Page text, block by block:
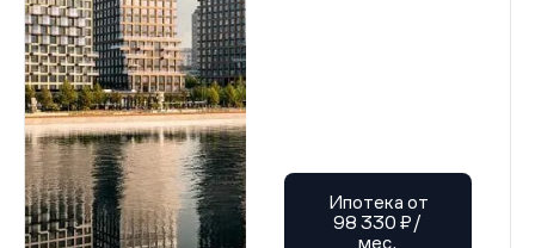
Ипотека от
98 330 ₽/
мес.